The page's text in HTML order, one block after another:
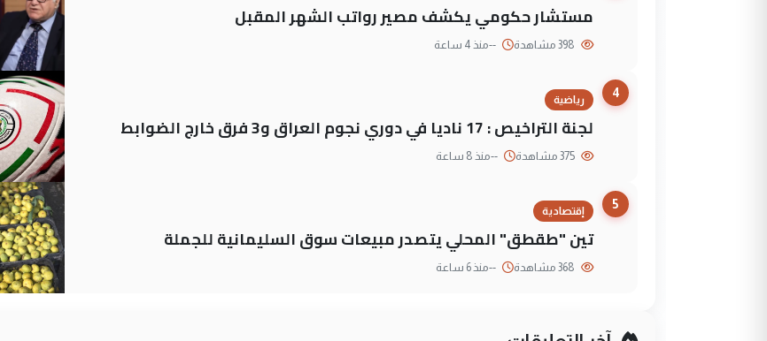
مستشار حكومي يكشف مصير رواتب الشهر المقبل
--منذ 4 ساعة
4
رياضية
لجنة التراخيص : 17 ناديا في دوري نجوم العراق و3 فرق خارج الضوابط
--منذ 8 ساعة
5
إقتصادية
تين "طقطق" المحلي يتصدر مبيعات سوق السليمانية للجملة
--منذ 6 ساعة